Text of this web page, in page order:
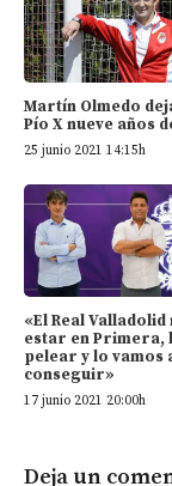
Martín Olmedo
Pío X nueve años
25 junio 2021 14:15h
«El Real Valladolid
estar en Primera,
pelear y lo vamos
conseguir»
17 junio 2021 20:00h
Deja un